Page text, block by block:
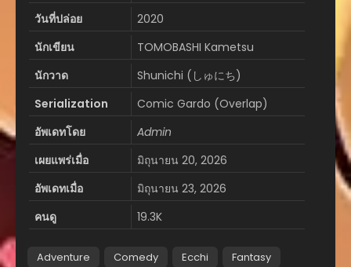
วันที่ปล่อย
2020
นักเขียน
TOMOBASHI Kametsu
นักวาด
Shunichi (しゅにち)
Serialization
Comic Gardo (Overlap)
อัพเดทโดย
Admin
เผยแพร่เมื่อ
มิถุนายน 20, 2026
อัพเดทเมื่อ
มิถุนายน 23, 2026
คนดู
19.3K
Adventure Comedy Ecchi
Fantasy